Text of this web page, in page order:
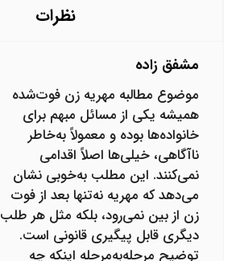
نظرات
مشفق زاده
موضوع مطالبه مهریه زن فوت‌شده
همیشه یکی از مسائل مبهم برای
خانواده‌ها بوده و معمولاً به‌خاطر
ناآگاهی، خیلی‌ها اصلاً اقدامی
نمی‌کنند. این مطلب به‌خوبی نشان
می‌دهد که مهریه نه‌تنها بعد از فوت
زن از بین نمی‌رود، بلکه مثل هر طلب
دیگری قابل پیگیری قانونی است.
توضیح مرحله‌به‌مرحله اینکه چه